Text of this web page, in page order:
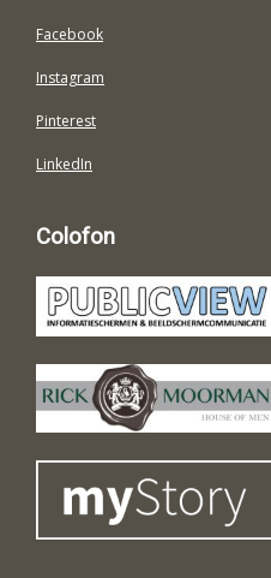
Facebook
Instagram
Pinterest
LinkedIn
Colofon